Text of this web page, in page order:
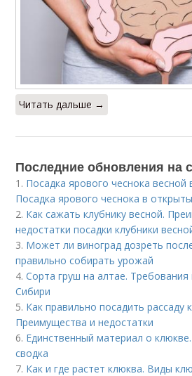
Читать дальше →
Последние обновления на
1. Посадка ярового чеснока весной
Посадка ярового чеснока в
2. Как сажать клубнику весной.
недостатки посадки клубники
3. Может ли виноград дозреть
правильно собирать урожай
4.Сорта груш на алтае. Требования
Сибири
5. Как правильно посадить рассаду
Преимущества и недостатки
6. Единственный материал о
сводка
7. Как и где растет клюква. Виды